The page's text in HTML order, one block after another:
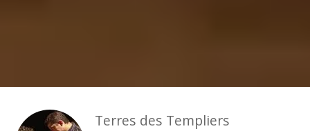
Terres des Templiers